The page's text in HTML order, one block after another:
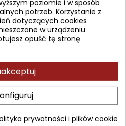
poziomie i w sposób
potrzeb. Korzystanie z
dotyczących cookies
w urządzeniu
opuść tę stronę
prywatności i plików cookie